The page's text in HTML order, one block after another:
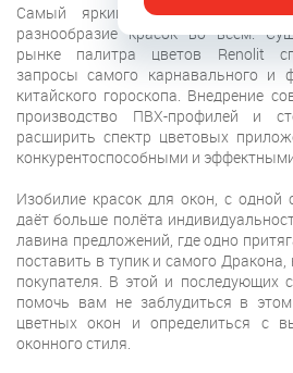
Самый яркий персонаж
разнообразие красок во всём.
рынке палитра цветов Renolit
запросы самого карнавального и
китайского гороскопа. Внедрение
производство ПВХ-профилей и
расширить спектр цветовых
конкурентоспособными и
Изобилие красок для окон, с одной
даёт больше полёта
лавина предложений, где одно
поставить в тупик и самого Дракона,
покупателя. В этой и последующих
помочь вам не заблудиться в
цветных окон и определиться с
оконного стиля.